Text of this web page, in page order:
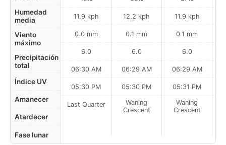
Humedad
media
Viento
máximo
Precipitación
total
Índice UV
Amanecer
Atardecer
Fase lunar
11.9 kph
0.0 mm
6.0
06:30 AM
05:30 PM
Last Quarter
12.2 kph
0.1 mm
6.0
06:29 AM
05:30 PM
Waning
Crescent
11.9 kph
0.1 mm
6.0
06:29 AM
05:31 PM
Waning
Crescent